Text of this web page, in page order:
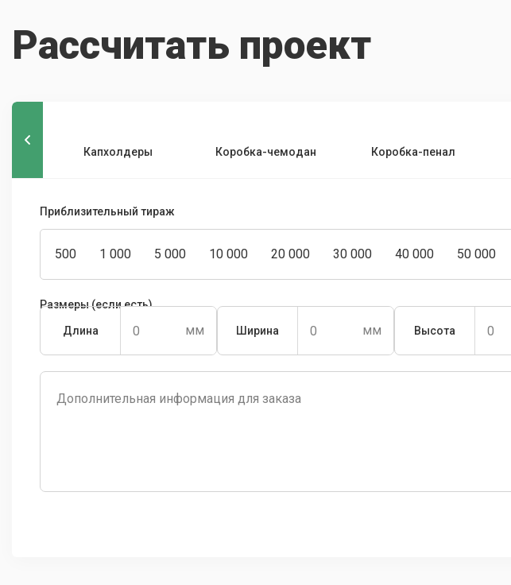
Рассчитать проект
Капхолдеры Коробка-чемодан Коробка-пенал
Приблизительный тираж
500 1 000 5 000 10 000 20 000 30 000 40 000 50 000
Размеры (если есть)
Длина Ширина Высота